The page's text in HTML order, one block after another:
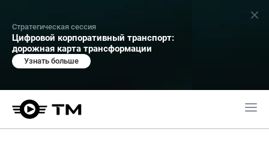
Стратегическая сессия
Цифровой корпоративный транспорт:
дорожная карта трансформации
Узнать больше